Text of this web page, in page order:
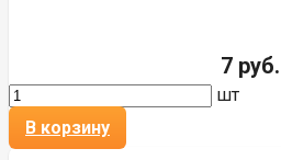
7 руб.
шт
В корзину